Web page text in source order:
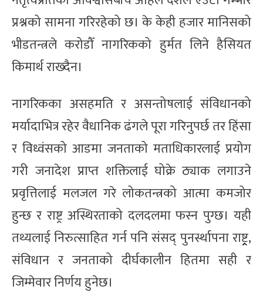
प्रश्नको सामना गरिरहेको छ। के केही हजार मानिसको
भीडतन्त्रले करोडौँ नागरिकको हुर्मत लिने हैसियत
किमार्थ राख्दैन।
नागरिकका असहमति र असन्तोषलाई संविधानको
मर्यादाभित्र रहेर वैधानिक ढंगले पूरा गरिनुपर्छ तर हिंसा
र विध्वंसको आडमा जनताको मताधिकारलाई प्रयोग
गरी जनादेश प्राप्त शक्तिलाई घोक्रे ठ्याक लगाउने
प्रवृत्तिलाई मलजल गरे लोकतन्त्रको आत्मा कमजोर
हुन्छ र राष्ट्र अस्थिरताको दलदलमा फस्न पुग्छ। यही
तथ्यलाई निरुत्साहित गर्न पनि संसद् पुनर्स्थापना राष्ट्र्र,
संविधान र जनताको दीर्घकालीन हितमा सही र
जिम्मेवार निर्णय हुनेछ।